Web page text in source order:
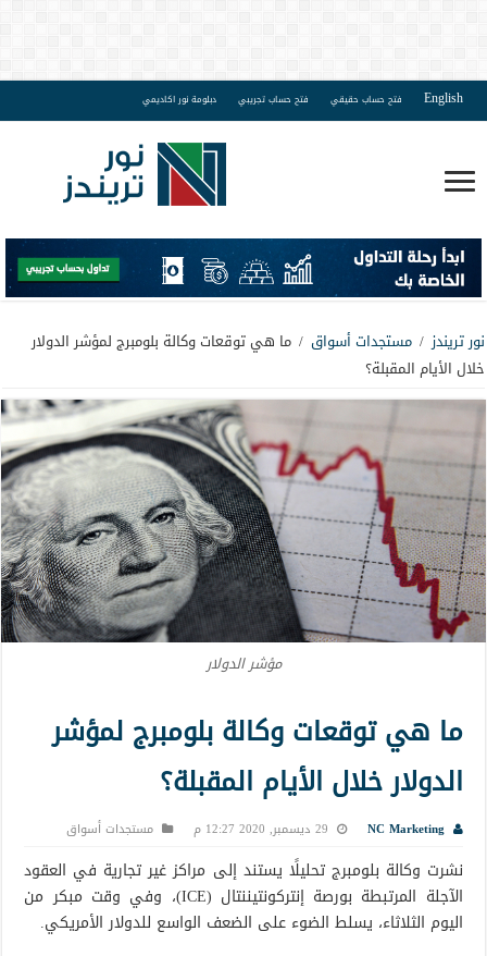
English فتح حساب حقيقي فتح حساب تجريبي دبلومة نور اكاديمي
نور تريندز / مستجدات أسواق / ما هي توقعات وكالة بلومبرج لمؤشر الدولار
خلال الأيام المقبلة؟
مؤشر الدولار
ما هي توقعات وكالة بلومبرج لمؤشر
الدولار خلال الأيام المقبلة؟
NC Marketing 29 ديسمبر, 2020 12:27 م مستجدات أسواق
نشرت وكالة بلومبرج تحليلًا يستند إلى مراكز غير تجارية في العقود
الآجلة المرتبطة بورصة إنتركونتيننتال (ICE)، وفي وقت مبكر من
اليوم الثلاثاء، يسلط الضوء على الضعف الواسع للدولار الأمريكي.